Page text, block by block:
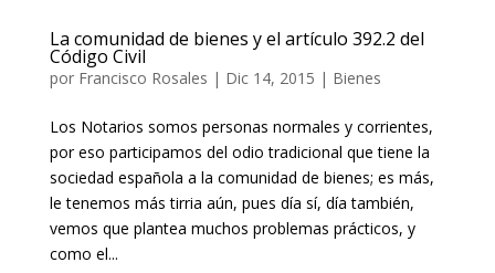
La comunidad de bienes y el artículo 392.2 del
Código Civil
por Francisco Rosales | Dic 14, 2015 | Bienes
Los Notarios somos personas normales y corrientes,
por eso participamos del odio tradicional que tiene la
sociedad española a la comunidad de bienes; es más,
le tenemos más tirria aún, pues día sí, día también,
vemos que plantea muchos problemas prácticos, y
como el...